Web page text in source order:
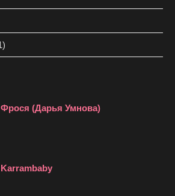
(Дарья Умнова)